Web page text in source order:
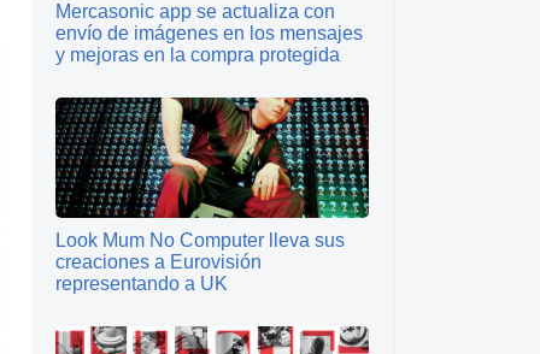
Mercasonic app se actualiza con
envío de imágenes en los mensajes
y mejoras en la compra protegida
Look Mum No Computer lleva sus
creaciones a Eurovisión
representando a UK